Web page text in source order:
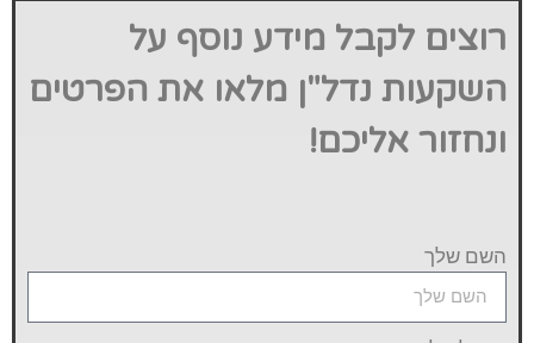
רוצים לקבל מידע נוסף על
השקעות נדל"ן מלאו את הפרטים
ונחזור אליכם!
השם שלך